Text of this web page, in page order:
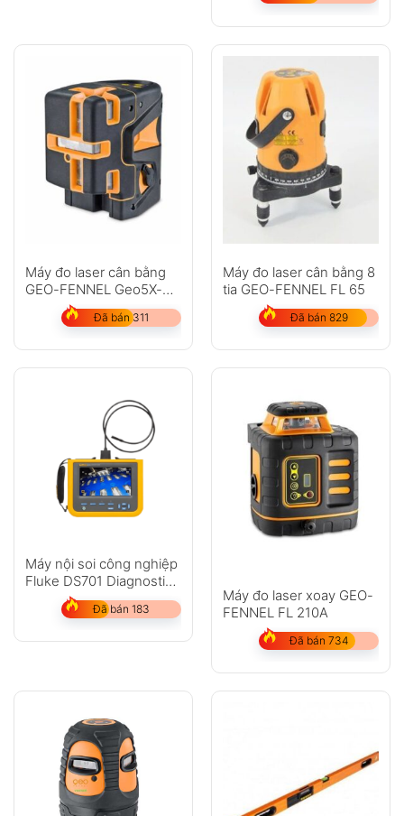
Máy đo laser cân bằng
GEO-FENNEL Geo5X-
L360 HP
Đã bán 311
Máy đo laser cân bằng 8
tia GEO-FENNEL FL 65
Đã bán 829
Máy nội soi công nghiệp
Fluke DS701 Diagnostic
Videoscope
Đã bán 183
Máy đo laser xoay GEO-
FENNEL FL 210A
Đã bán 734